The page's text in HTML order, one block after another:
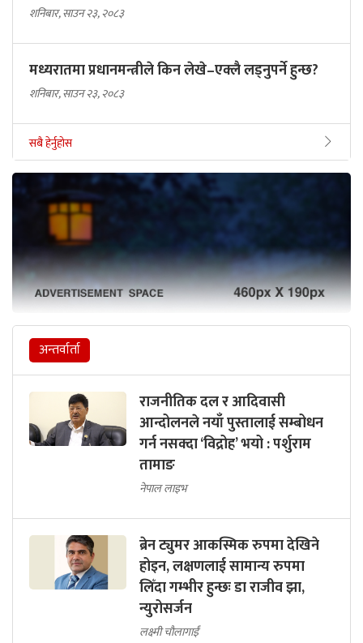
शनिबार, साउन २३, २०८३
मध्यरातमा प्रधानमन्त्रीले किन लेखे–एक्लै लड्नुपर्ने हुन्छ?
शनिबार, साउन २३, २०८३
सबै हेर्नुहोस
अन्तर्वार्ता
राजनीतिक दल र आदिवासी
आन्दोलनले नयाँ पुस्तालाई सम्बोधन
गर्न नसक्दा ‘विद्रोह’ भयो : पर्शुराम
तामाङ
नेपाल लाइभ
ब्रेन ट्युमर आकस्मिक रुपमा देखिने
होइन, लक्षणलाई सामान्य रुपमा
लिँदा गम्भीर हुन्छः डा राजीव झा,
न्युरोसर्जन
लक्ष्मी चौलागाईं